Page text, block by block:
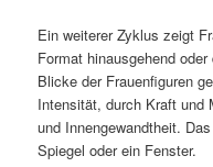
Ein weiterer Zyklus zeigt
Format hinausgehend
Blicke der Frauenfiguren
Intensität, durch Kraft und
und Innengewandtheit.
Spiegel oder ein Fenster.